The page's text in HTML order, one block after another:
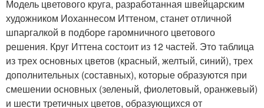
Модель цветового круга, разработанная швейцарским
художником Иоханнесом Иттеном, станет отличной
шпаргалкой в подборе гаромничного цветового
решения. Круг Иттена состоит из 12 частей. Это таблица
из трех основных цветов (красный, желтый, синий), трех
дополнительных (составных), которые образуются при
смешении основных (зеленый, фиолетовый, оранжевый)
и шести третичных цветов, образующихся от